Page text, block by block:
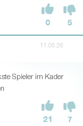
0 5
11.05.26
Spieler im Kader
21 7